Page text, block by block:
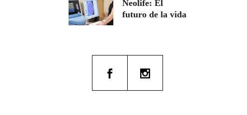
Neolife: El
futuro de la vida